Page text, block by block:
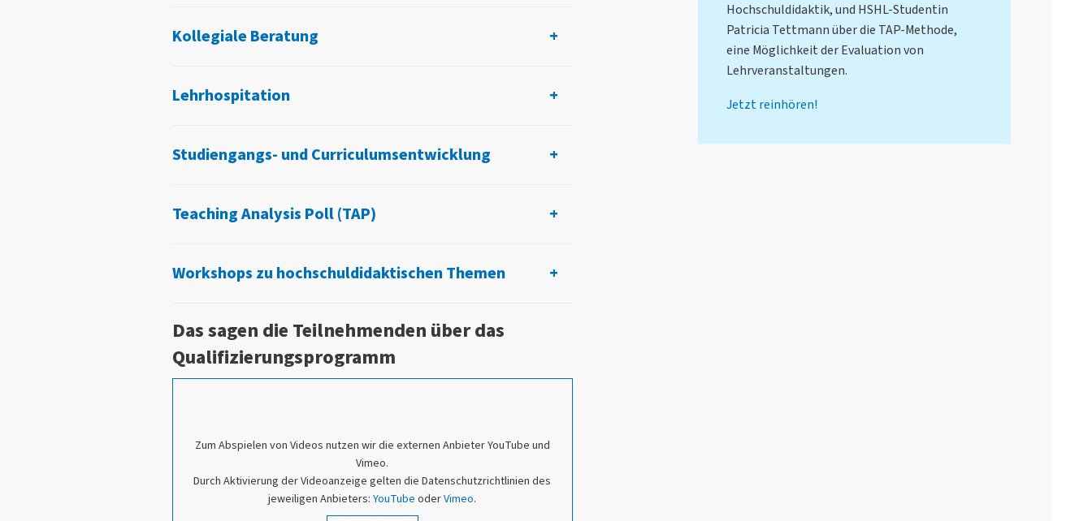
Kollegiale Beratung
Lehrhospitation
Studiengangs- und Curriculumsentwicklung
Teaching Analysis Poll (TAP)
Workshops zu hochschuldidaktischen Themen
Das sagen die Teilnehmenden über das
Qualifizierungsprogramm
Zum Abspielen von Videos nutzen wir die externen Anbieter YouTube und
Vimeo.
Durch Aktivierung der Videoanzeige gelten die Datenschutzrichtlinien des
jeweiligen Anbieters:YouTube oderVimeo.
Hochschuldidaktik, und HSHL-Studentin
Patricia Tettmann über die TAP-Methode,
eine Möglichkeit der Evaluation von
Lehrveranstaltungen.
Jetzt reinhören!